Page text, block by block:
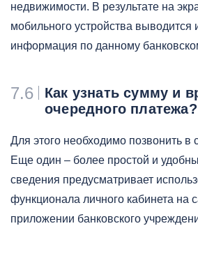
недвижимости. В результате на
мобильного устройства
информация по данному
7.6
Как узнать сумму и
очередного платежа?
Для этого необходимо позвонить в
Еще один – более простой и
сведения предусматривает
функционала личного кабинета на
приложении банковского